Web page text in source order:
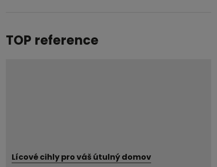
TOP reference
Lícové cihly pro váš útulný domov